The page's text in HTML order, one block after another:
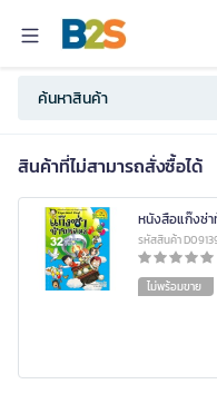
สินค้าที่ไม่สามารถสั่งซื้อได้
หนังสือแก๊งซ่า
รหัสสินค้า
ไม่พร้อมขาย